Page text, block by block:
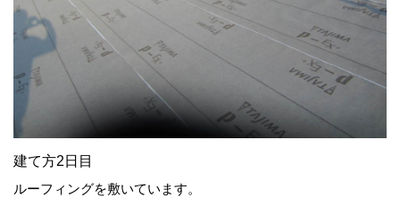
建て方2日目
ルーフィングを敷いています。